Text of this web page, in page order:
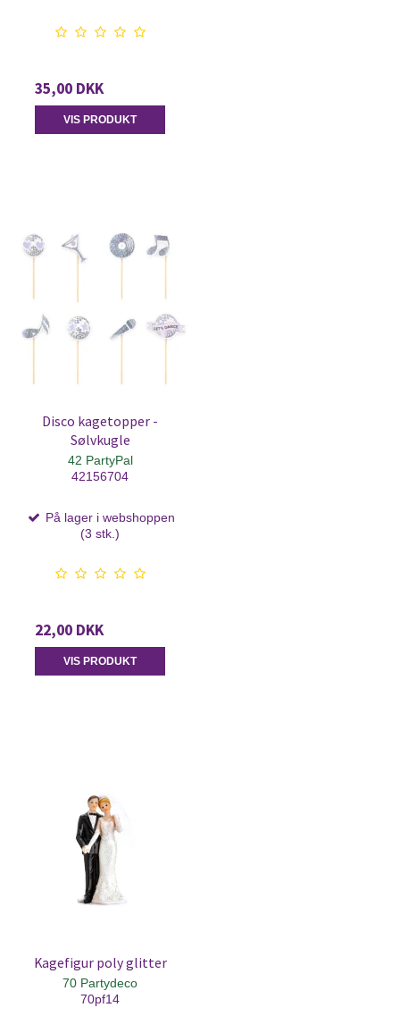
35,00 DKK
VIS PRODUKT
Disco kagetopper -
Sølvkugle
42 PartyPal
42156704
På lager i webshoppen
(3 stk.)
22,00 DKK
VIS PRODUKT
Kagefigur poly glitter
70 Partydeco
70pf14